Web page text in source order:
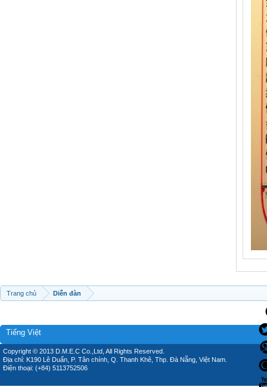
Trang chủ Diễn đàn
Tiếng Việt
Copyright © 2013 D.M.E.C Co.,Ltd, All Rights Reserved.
Địa chỉ: K190 Lê Duẩn, P. Tân chính, Q. Thanh Khê, Thp. Đà Nẵng, Việt Nam.
Điện thoại: (+84) 5113752506